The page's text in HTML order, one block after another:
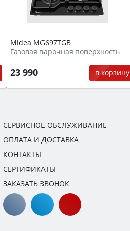
Midea MG697TGB
Газовая варочная поверхность
23 990 в корзину
СЕРВИСНОЕ ОБСЛУЖИВАНИЕ
ОПЛАТА И ДОСТАВКА
КОНТАКТЫ
СЕРТИФИКАТЫ
ЗАКАЗАТЬ ЗВОНОК